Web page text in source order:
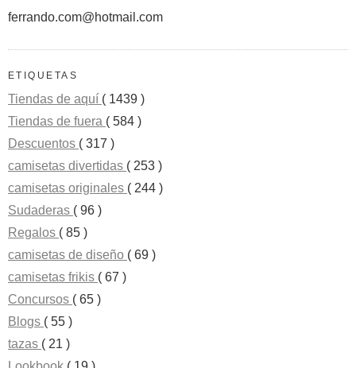
ferrando.com@hotmail.com
ETIQUETAS
Tiendas de aquí ( 1439 )
Tiendas de fuera ( 584 )
Descuentos ( 317 )
camisetas divertidas ( 253 )
camisetas originales ( 244 )
Sudaderas ( 96 )
Regalos ( 85 )
camisetas de diseño ( 69 )
camisetas frikis ( 67 )
Concursos ( 65 )
Blogs ( 55 )
tazas ( 21 )